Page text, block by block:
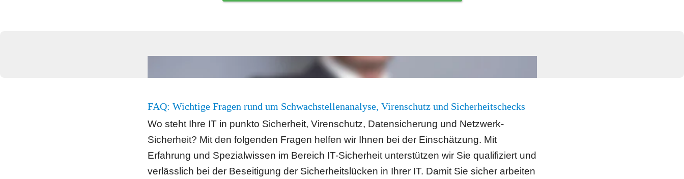
FAQ: Wichtige Fragen rund um Schwachstellenanalyse, Virenschutz und Sicherheitschecks
Wo steht Ihre IT in punkto Sicherheit, Virenschutz, Datensicherung und Netzwerk-
Sicherheit? Mit den folgenden Fragen helfen wir Ihnen bei der Einschätzung. Mit
Erfahrung und Spezialwissen im Bereich IT-Sicherheit unterstützen wir Sie qualifiziert und
verlässlich bei der Beseitigung der Sicherheitslücken in Ihrer IT. Damit Sie sicher arbeiten